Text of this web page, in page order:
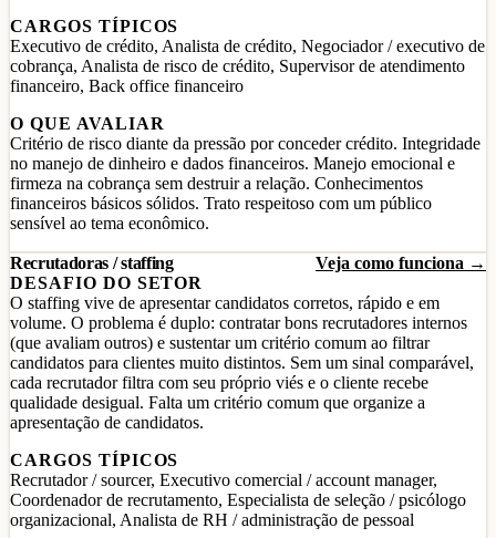
CARGOS TÍPICOS
Executivo de crédito, Analista de crédito, Negociador / executivo de
cobrança, Analista de risco de crédito, Supervisor de atendimento
financeiro, Back office financeiro
O QUE AVALIAR
Critério de risco diante da pressão por conceder crédito. Integridade
no manejo de dinheiro e dados financeiros. Manejo emocional e
firmeza na cobrança sem destruir a relação. Conhecimentos
financeiros básicos sólidos. Trato respeitoso com um público
sensível ao tema econômico.
Recrutadoras / staffing
Veja como funciona →
DESAFIO DO SETOR
O staffing vive de apresentar candidatos corretos, rápido e em
volume. O problema é duplo: contratar bons recrutadores internos
(que avaliam outros) e sustentar um critério comum ao filtrar
candidatos para clientes muito distintos. Sem um sinal comparável,
cada recrutador filtra com seu próprio viés e o cliente recebe
qualidade desigual. Falta um critério comum que organize a
apresentação de candidatos.
CARGOS TÍPICOS
Recrutador / sourcer, Executivo comercial / account manager,
Coordenador de recrutamento, Especialista de seleção / psicólogo
organizacional, Analista de RH / administração de pessoal